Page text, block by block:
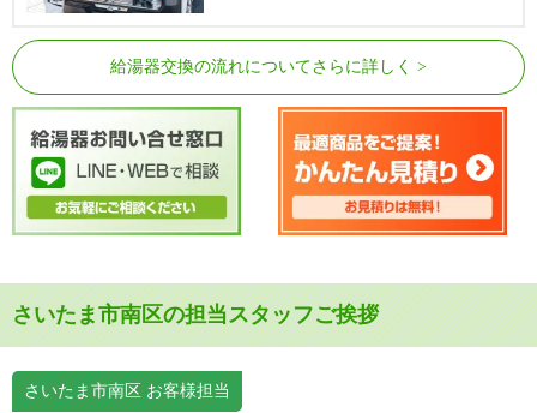
給湯器交換の流れについてさらに詳しく
さいたま市南区の担当スタッフご挨拶
さいたま市南区 お客様担当